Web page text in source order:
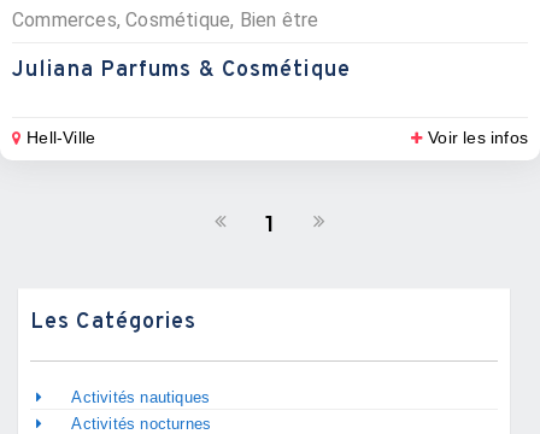
Commerces, Cosmétique, Bien être
Juliana Parfums & Cosmétique
Hell-Ville Voir les infos
1
Les Catégories
Activités nautiques
Activités nocturnes